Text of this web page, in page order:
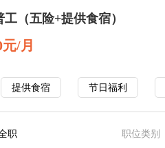
（五险+提供食宿）
/月
提供食宿 节日福利
职 职位类别